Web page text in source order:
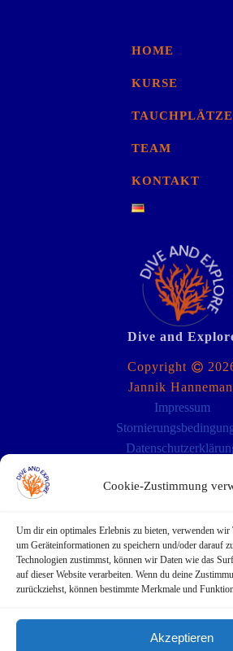
Cookie-Zustimmung
Um dir ein optimales Erlebnis zu bieten, verwenden
um Geräteinformationen zu speichern und/oder darauf
Technologien zustimmst, können wir Daten wie das
auf dieser Website verarbeiten. Wenn du deine
zurückziehst, können bestimmte Merkmale und
Akzeptieren
HOME
KURSE
TAUCHPLÄTZE
TEAM
KONTAKT
Dive and
Copyright
Jannik
Impressum
Deutschland:
Spanien (Festland):
Spanien (Kanaren):
Telefon:+34 633 53 64 28
+34 633 53 64 28